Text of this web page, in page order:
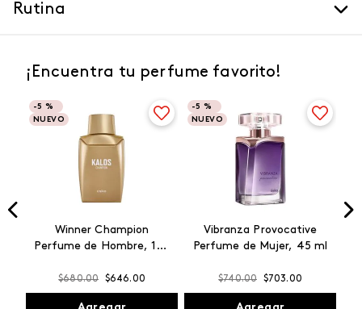
Rutina
¡Encuentra tu perfume favorito!
-5 %
NUEVO
Winner Champion
Perfume de Hombre, 100
$680.00 $646.00
-5 %
NUEVO
Vibranza Provocative
Perfume de Mujer, 45 ml
$740.00 $703.00